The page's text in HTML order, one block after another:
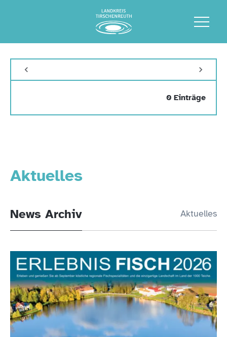
Aktuelles
News Archiv Aktuelles
0 Einträge